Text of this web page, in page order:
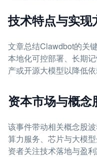
技术特点与实现
文章总结Clawdbot的关
本地化可控部署、长期
产或开源大模型以降低依
资本市场与概念
该事件带动相关概念股
算力服务、芯片与大模
资者关注技术落地与盈利